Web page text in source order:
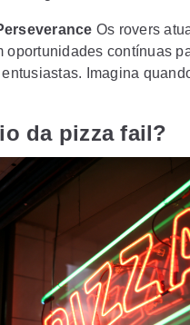
Os rovers
oportunidades contínuas
Imagina
da pizza fail?